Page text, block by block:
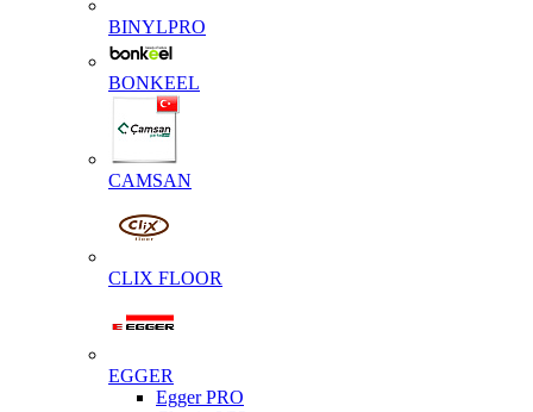
BINYLPRO
BONKEEL
CAMSAN
CLIX FLOOR
EGGER
Egger PRO